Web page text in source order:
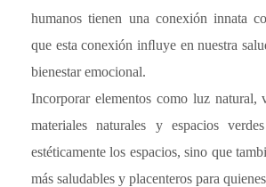
humanos tienen una conexión innata
que esta conexión inﬂuye en nuestra
bienestar emocional.
Incorporar elementos como luz natural,
materiales naturales y espacios
estéticamente los espacios, sino que
más saludables y placenteros para